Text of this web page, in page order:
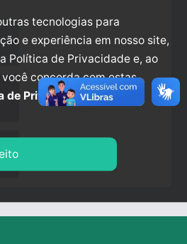
tecnologias para
e experiência em nosso site,
Política de Privacidade e, ao
concorda com estas
de Privacidade.